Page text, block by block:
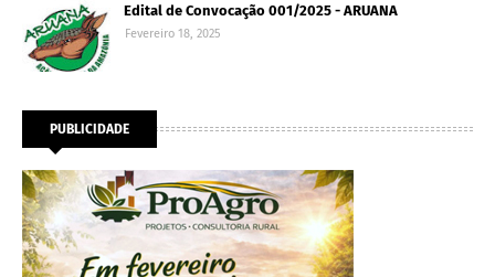
Edital de Convocação 001/2025 - ARUANA
Fevereiro 18, 2025
PUBLICIDADE